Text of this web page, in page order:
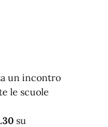
un incontro
le scuole
su